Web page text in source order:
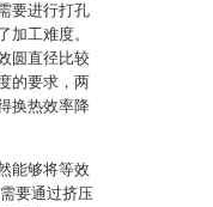
要进行打孔
加工难度。
圆直径比较
的要求，两
换热效率降
能够将等效
要通过挤压